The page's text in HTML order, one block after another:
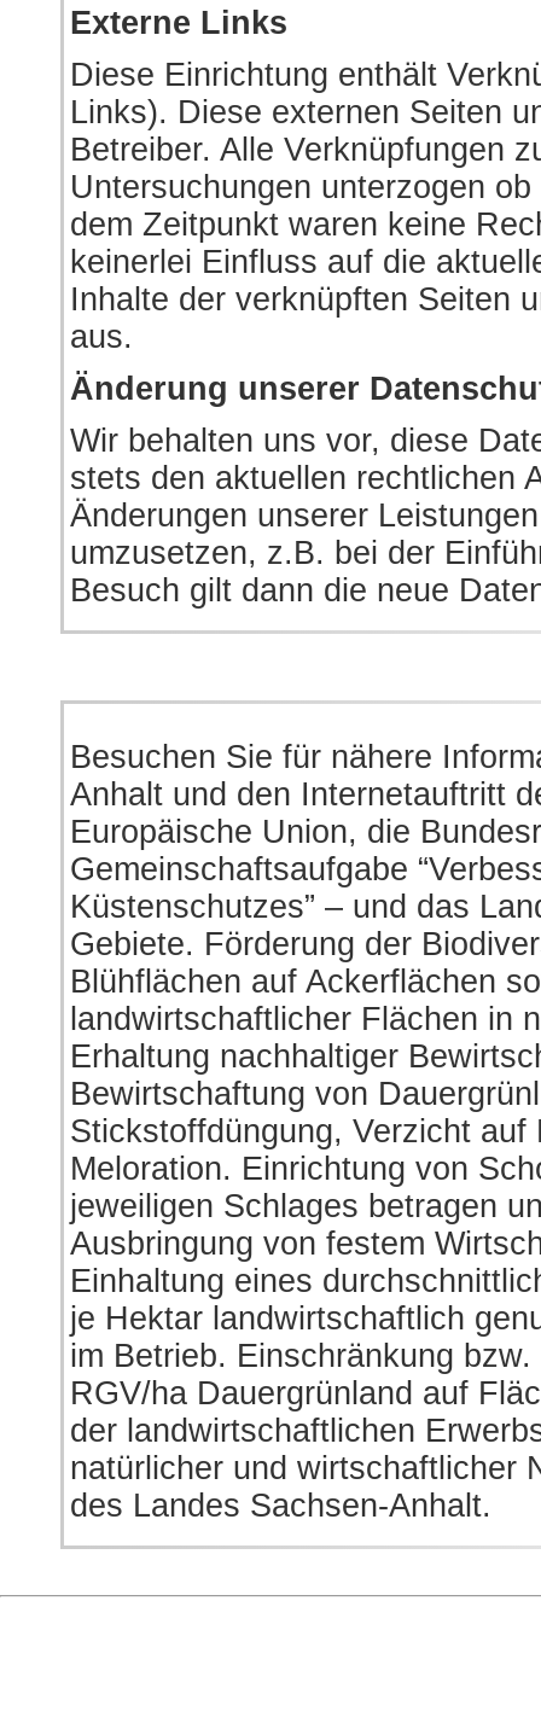
Externe Links
Diese Einrichtung enthält
Links). Diese externen Seiten
Betreiber. Alle Verknüpfungen
Untersuchungen unterzogen
dem Zeitpunkt waren keine
keinerlei Einfluss auf die
Inhalte der verknüpften Seiten
aus.
Änderung unserer
Wir behalten uns vor, diese
stets den aktuellen rechtlichen
Änderungen unserer
umzusetzen, z.B. bei der
Besuch gilt dann die neue
Besuchen Sie für nähere
Anhalt und den Internetauftritt
Europäische Union, die
Gemeinschaftsaufgabe
Küstenschutzes” – und das
Gebiete. Förderung der
Blühflächen auf Ackerflächen
landwirtschaftlicher Flächen in
Erhaltung nachhaltiger
Bewirtschaftung von
Stickstoffdüngung, Verzicht
Meloration. Einrichtung von
jeweiligen Schlages betragen
Ausbringung von festem
Einhaltung eines
je Hektar landwirtschaftlich
im Betrieb. Einschränkung
RGV/ha Dauergrünland auf
der landwirtschaftlichen
natürlicher und wirtschaftlicher
des Landes Sachsen-Anhalt.